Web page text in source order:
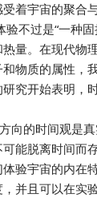
着宇宙的聚合
不过是“一种固
量。在现代物
物质的属性，
究开始表明，
向的时间观是
能脱离时间而
验宇宙的内在
并且可以在实